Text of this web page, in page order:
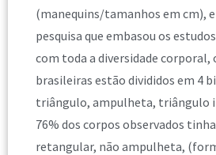
(manequins/tamanhos em cm), e
pesquisa que embasou os
com toda a diversidade corporal,
brasileiras estão divididos em 4
triângulo, ampulheta, triângulo
76% dos corpos observados
retangular, não ampulheta,